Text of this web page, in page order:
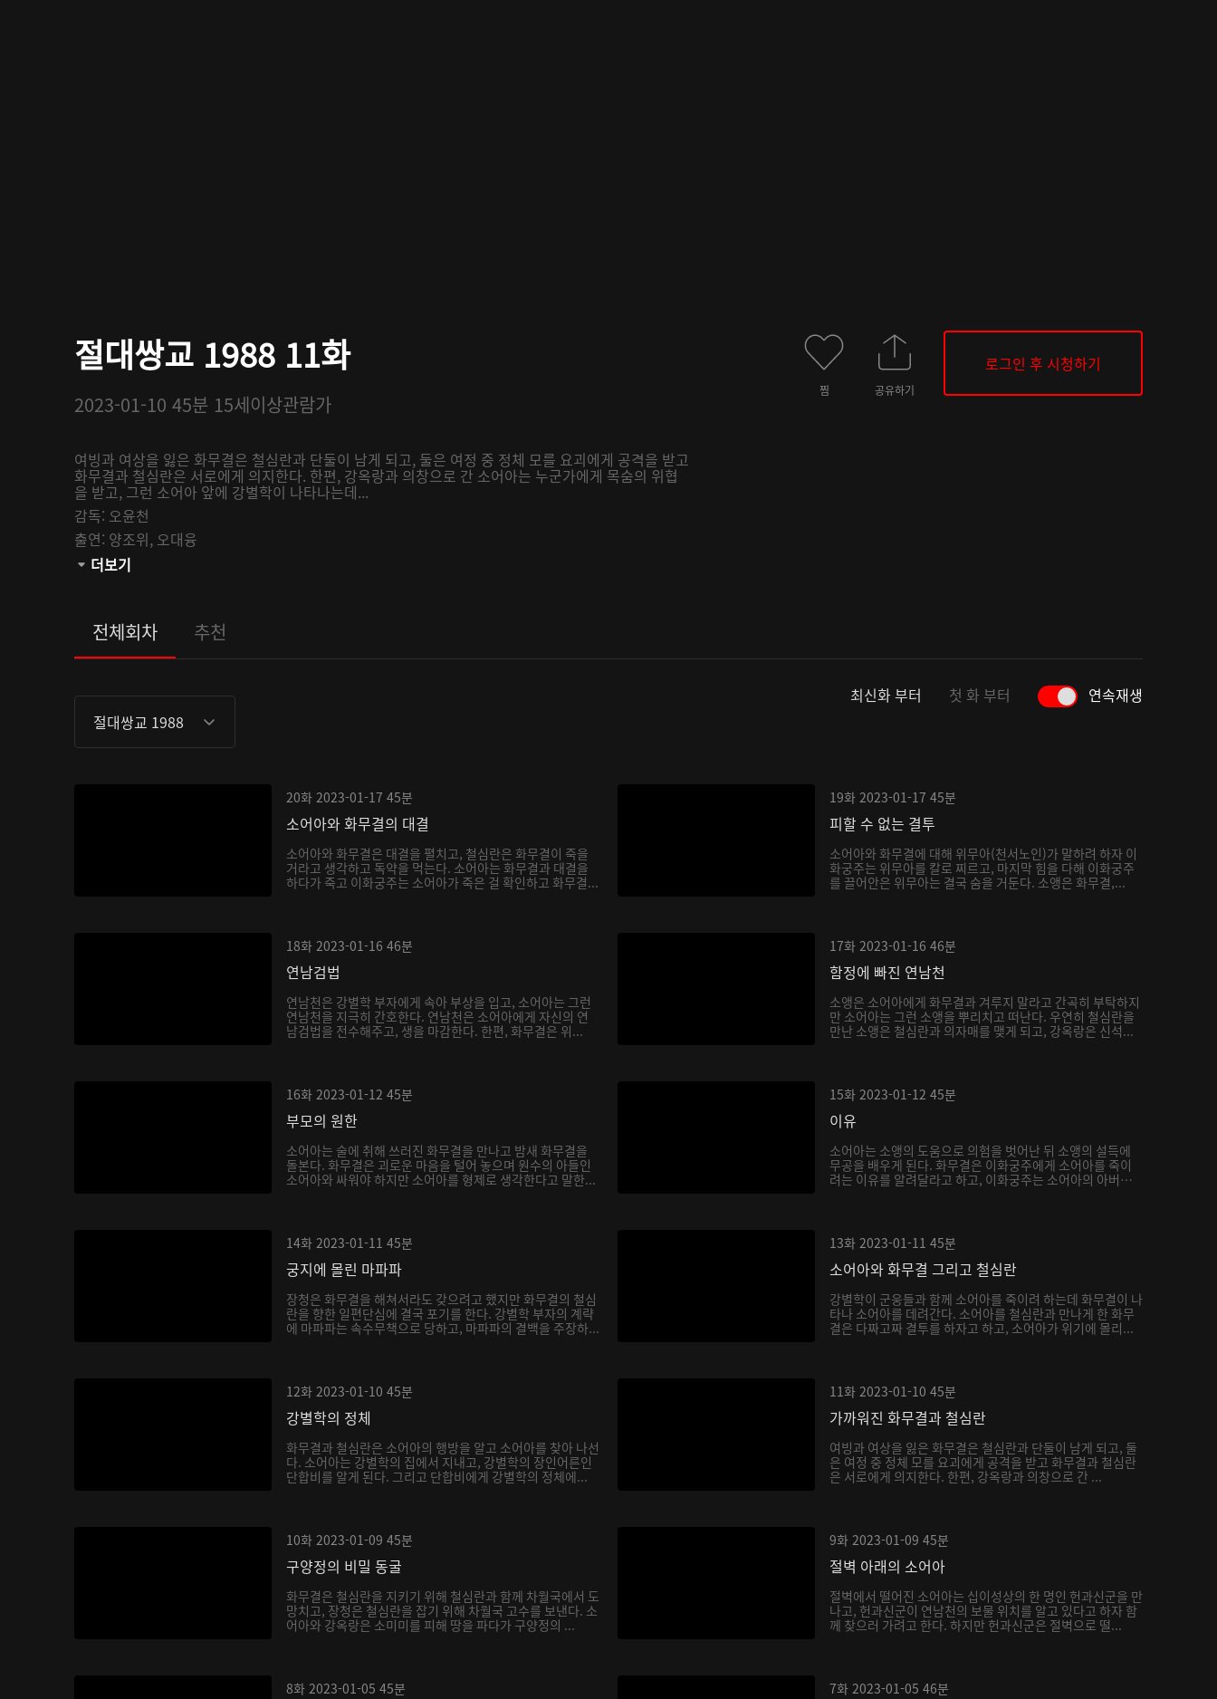
절대쌍교 1988 11화
2023-01-10 45분 15세이상관람가
여빙과 여상을 잃은 화무결은 철심란과 단둘이 남게 되고, 둘은 여정 중 정체 모를 요괴에게 공격을 받고
화무결과 철심란은 서로에게 의지한다. 한편, 강옥랑과 의창으로 간 소어아는 누군가에게 목숨의 위협
을 받고, 그런 소어아 앞에 강별학이 나타나는데...
감독: 오윤천
출연: 양조위, 오대융
관람등급:
더보기
찜 공유하기
로그인 후 시청하기
전체회차 추천
절대쌍교 1988
최신화 부터 첫 화 부터 연속재생
20화 2023-01-17 45분
소어아와 화무결의 대결
소어아와 화무결은 대결을 펼치고, 철심란은 화무결이 죽을
거라고 생각하고 독약을 먹는다. 소어아는 화무결과 대결을
하다가 죽고 이화궁주는 소어아가 죽은 걸 확인하고 화무결...
19화 2023-01-17 45분
피할 수 없는 결투
소어아와 화무결에 대해 위무아(천서노인)가 말하려 하자 이
화궁주는 위무아를 칼로 찌르고, 마지막 힘을 다해 이화궁주
를 끌어안은 위무아는 결국 숨을 거둔다. 소앵은 화무결,...
18화 2023-01-16 46분
연남검법
연남천은 강별학 부자에게 속아 부상을 입고, 소어아는 그런
연남천을 지극히 간호한다. 연남천은 소어아에게 자신의 연
남검법을 전수해주고, 생을 마감한다. 한편, 화무결은 위...
17화 2023-01-16 46분
함정에 빠진 연남천
소앵은 소어아에게 화무결과 겨루지 말라고 간곡히 부탁하지
만 소어아는 그런 소앵을 뿌리치고 떠난다. 우연히 철심란을
만난 소앵은 철심란과 의자매를 맺게 되고, 강옥랑은 신석...
16화 2023-01-12 45분
부모의 원한
소어아는 술에 취해 쓰러진 화무결을 만나고 밤새 화무결을
돌본다. 화무결은 괴로운 마음을 털어 놓으며 원수의 아들인
소어아와 싸워야 하지만 소어아를 형제로 생각한다고 말한...
15화 2023-01-12 45분
이유
소어아는 소앵의 도움으로 의험을 벗어난 뒤 소앵의 설득에
무공을 배우게 된다. 화무결은 이화궁주에게 소어아를 죽이
려는 이유를 알려달라고 하고, 이화궁주는 소어아의 아버지
14화 2023-01-11 45분
궁지에 몰린 마파파
장청은 화무결을 해쳐서라도 갖으려고 했지만 화무결의 철심
란을 향한 일편단심에 결국 포기를 한다. 강별학 부자의 계략
에 마파파는 속수무책으로 당하고, 마파파의 결백을 주장하...
13화 2023-01-11 45분
소어아와 화무결 그리고 철심란
강별학이 군웅들과 함께 소어아를 죽이려 하는데 화무결이 나
타나 소어아를 데려간다. 소어아를 철심란과 만나게 한 화무
결은 다짜고짜 결투를 하자고 하고, 소어아가 위기에 몰리...
12화 2023-01-10 45분
강별학의 정체
화무결과 철심란은 소어아의 행방을 알고 소어아를 찾아 나선
다. 소어아는 강별학의 집에서 지내고, 강별학의 장인어른인
단합비를 알게 된다. 그리고 단합비에게 강별학의 정체에...
11화 2023-01-10 45분
가까워진 화무결과 철심란
여빙과 여상을 잃은 화무결은 철심란과 단둘이 남게 되고, 둘
은 여정 중 정체 모를 요괴에게 공격을 받고 화무결과 철심란
은 서로에게 의지한다. 한편, 강옥랑과 의창으로 간 ...
10화 2023-01-09 45분
구양정의 비밀 동굴
화무결은 철심란을 지키기 위해 철심란과 함께 차월국에서 도
망치고, 장청은 철심란을 잡기 위해 차월국 고수를 보낸다. 소
어아와 강옥랑은 소미미를 피해 땅을 파다가 구양정의 ...
9화 2023-01-09 45분
절벽 아래의 소어아
절벽에서 떨어진 소어아는 십이성상의 한 명인 헌과신군을 만
나고, 헌과신군이 연남천의 보물 위치를 알고 있다고 하자 함
께 찾으러 가려고 한다. 하지만 헌과신군은 절벽으로 떨...
8화 2023-01-05 45분 7화 2023-01-05 46분